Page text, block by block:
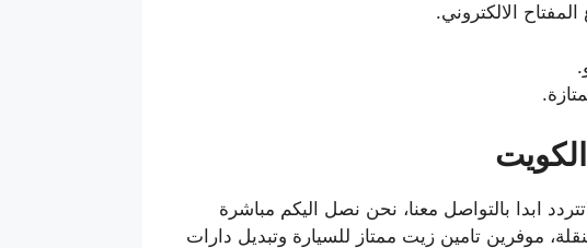
الالكتروني.
ابدا بالتواصل معنا، نحن نصل اليكم مباشرة
موفرين تامين زيت ممتاز للسيارة وتبديل دارات